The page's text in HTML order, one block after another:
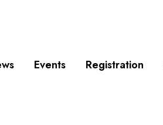
Events Registration